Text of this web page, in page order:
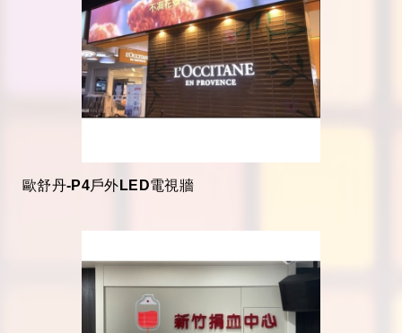
歐舒丹-P4戶外LED電視牆